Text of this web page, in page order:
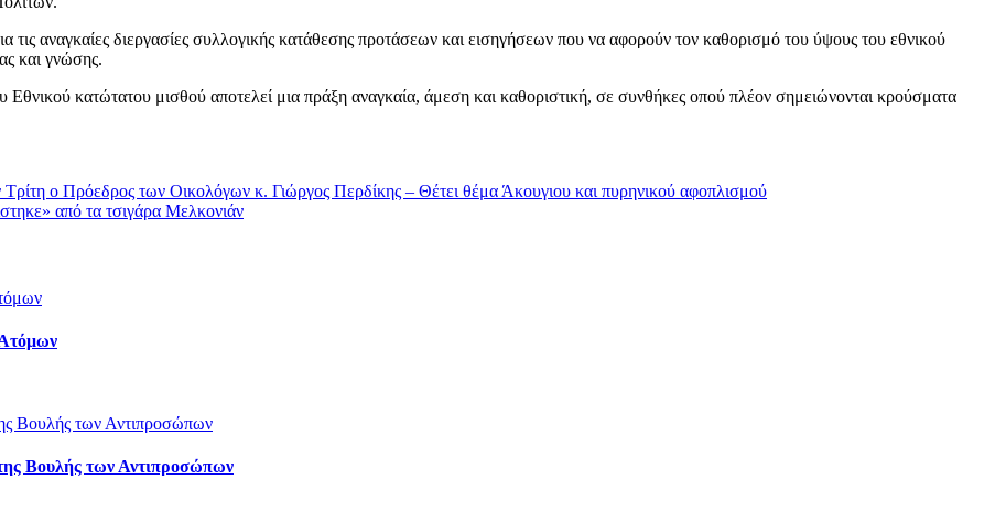
τις αναγκαίες διεργασίες συλλογικής κατάθεσης προτάσεων και εισηγήσεων που να αφορούν τον καθορισμό του ύψους του εθνικού
και γνώσης.
κατώτατου μισθού αποτελεί μια πράξη αναγκαία, άμεση και καθοριστική, σε συνθήκες οπού πλέον σημειώνονται κρούσματα
Τρίτη ο Πρόεδρος των Οικολόγων κ. Γιώργος Περδίκης – Θέτει θέμα Άκουγιου και πυρηνικού αφοπλισμού
από τα τσιγάρα Μελκονιάν
Βουλής των Αντιπροσώπων